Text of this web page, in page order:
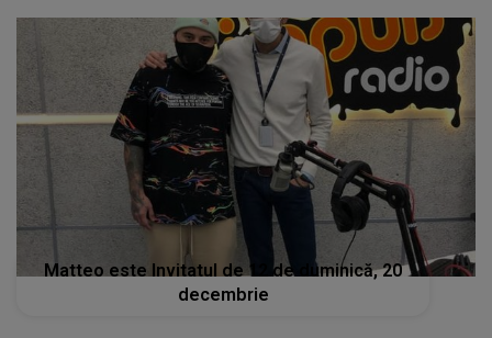
Matteo este Invitatul de 12 de duminică, 20
decembrie